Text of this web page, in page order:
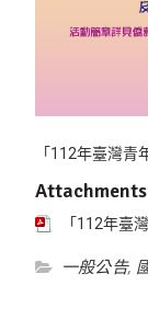
「112年臺灣青
Attachments
「112年臺
一般公告,